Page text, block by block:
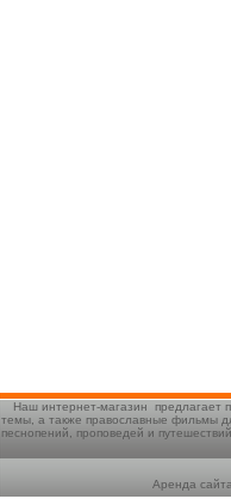
Наш интернет-магазин предлагает
темы, а также православные фильмы
песнопений, проповедей и
Аренда